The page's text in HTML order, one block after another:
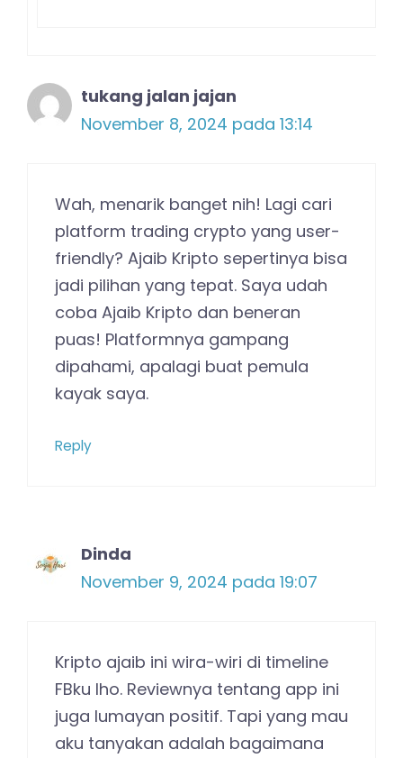
tukang jalan jajan
November 8, 2024 pada 13:14
Wah, menarik banget nih! Lagi cari
platform trading crypto yang user-
friendly? Ajaib Kripto sepertinya bisa
jadi pilihan yang tepat. Saya udah
coba Ajaib Kripto dan beneran
puas! Platformnya gampang
dipahami, apalagi buat pemula
kayak saya.
Reply
Dinda
November 9, 2024 pada 19:07
Kripto ajaib ini wira-wiri di timeline
FBku lho. Reviewnya tentang app ini
juga lumayan positif. Tapi yang mau
aku tanyakan adalah bagaimana